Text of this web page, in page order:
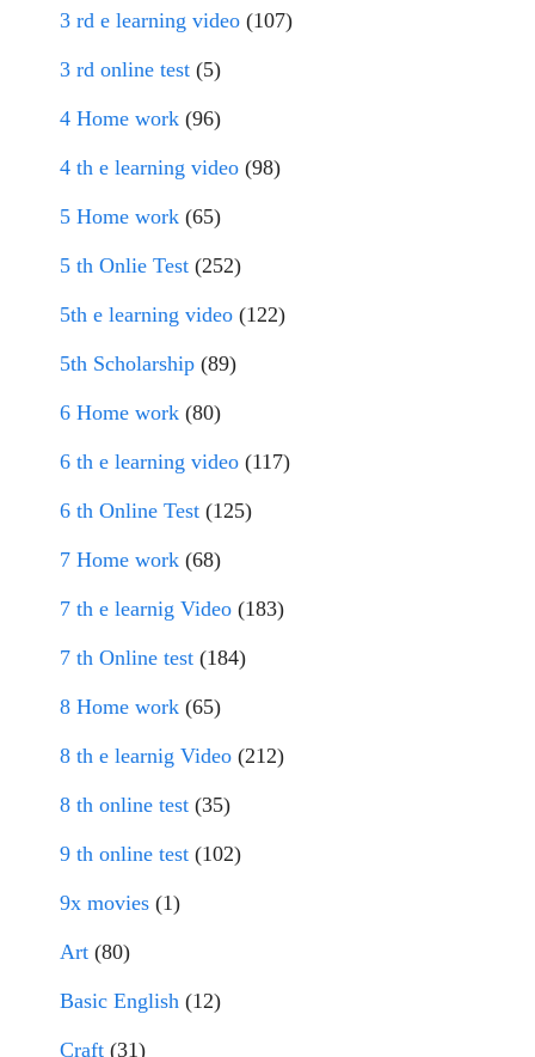
3 rd e learning video (107)
3 rd online test (5)
4 Home work (96)
4 th e learning video (98)
5 Home work (65)
5 th Onlie Test (252)
5th e learning video (122)
5th Scholarship (89)
6 Home work (80)
6 th e learning video (117)
6 th Online Test (125)
7 Home work (68)
7 th e learnig Video (183)
7 th Online test (184)
8 Home work (65)
8 th e learnig Video (212)
8 th online test (35)
9 th online test (102)
9x movies (1)
Art (80)
Basic English (12)
Craft (31)